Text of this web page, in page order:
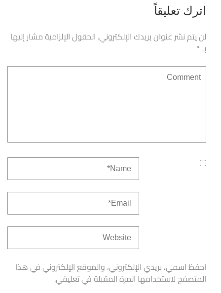
اترك تعليقاً
لن يتم نشر عنوان بريدك الإلكتروني. الحقول الإلزامية مشار إليها
بـ*
احفظ اسمي، بريدي الإلكتروني، والموقع الإلكتروني في هذا
المتصفح لاستخدامها المرة المقبلة في تعليقي.